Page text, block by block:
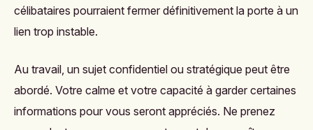
célibataires pourraient fermer définitivement la porte à un
lien trop instable.
Au travail, un sujet confidentiel ou stratégique peut être
abordé. Votre calme et votre capacité à garder certaines
informations pour vous seront appréciés. Ne prenez